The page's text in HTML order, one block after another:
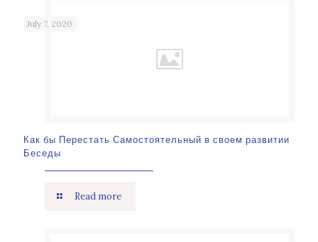
July 7, 2020
Как бы Перестать Самостоятельный в своем развитии
Беседы
Read more